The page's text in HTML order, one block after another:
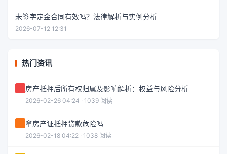
未签字定金合同有效吗？法律解析与实例分析
2026-07-12 12:31
热门资讯
房产抵押后所有权归属及影响解析：权益与风险分析
2026-02-26 04:24 · 1039 阅读
拿房产证抵押贷款危险吗
2026-02-18 04:22 · 1038 阅读